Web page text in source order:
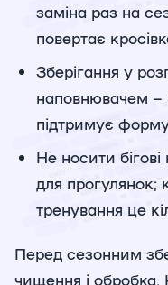
заміна раз на
повертає
Зберігання у
наповнювачем –
підтримує
Не носити бігові
для прогулянок;
тренування це
Перед сезонним
чищення і обробка.